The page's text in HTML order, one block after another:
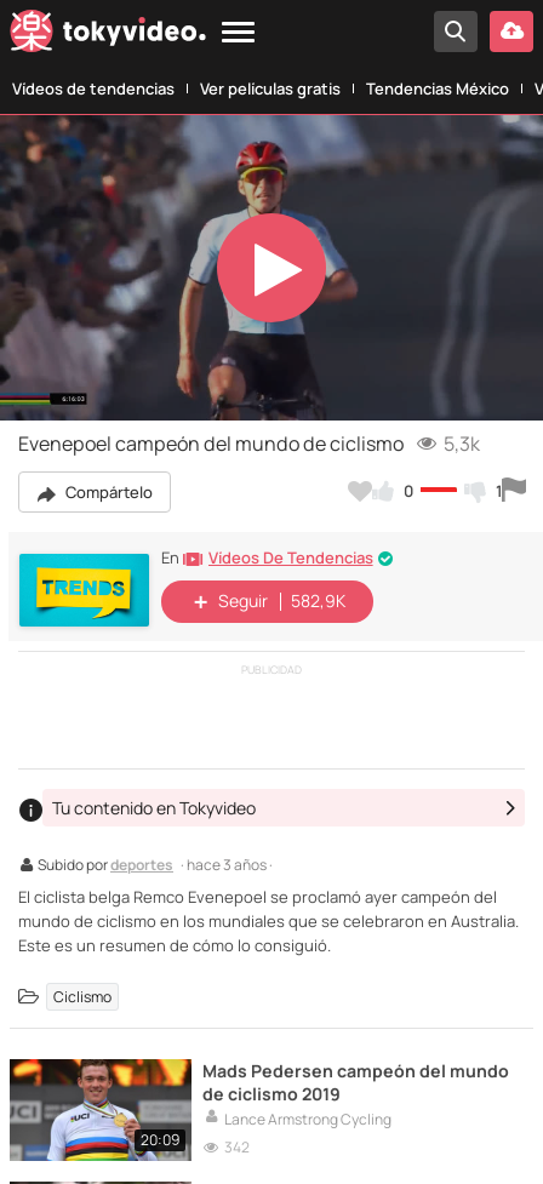
Vídeos de tendencias Ver películas gratis Tendencias México
Play
Video
Evenepoel campeón del mundo de ciclismo 5,3k
Compártelo 0 1
En Vídeos De Tendencias
Seguir 582,9K
PUBLICIDAD
Subido pordeportes · hace 3 años ·
Tu contenido en Tokyvideo
El ciclista belga Remco Evenepoel se proclamó ayer campeón del
mundo de ciclismo en los mundiales que se celebraron en Australia.
Este es un resumen de cómo lo consiguió.
Ciclismo
20:09
Mads Pedersen campeón del mundo
de ciclismo 2019
Lance Armstrong Cycling
342